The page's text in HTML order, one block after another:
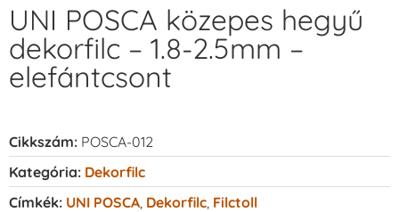
UNI POSCA közepes hegyű
dekorfilc – 1.8-2.5mm –
elefántcsont
Cikkszám: POSCA-012
Kategória: Dekorfilc
Címkék: UNI POSCA Dekorfilc Filctoll